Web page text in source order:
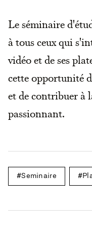
Le séminaire
à tous ceux qui
vidéo et de ses
cette opportunité
et de contribuer à
passionnant.
Seminaire